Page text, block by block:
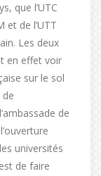
que l’UTC
et de l’UTT
Les deux
en effet voir
sur le sol
de
universités
de faire